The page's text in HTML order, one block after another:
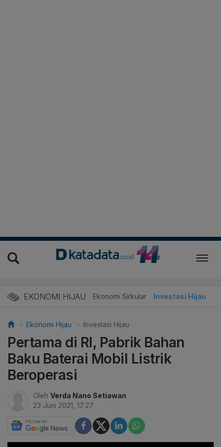
EKONOMI HIJAU
Energi Baru Ekonomi Sirkular Investasi Hijau
Ekonomi Hijau Investasi Hijau
Pertama di RI, Pabrik Bahan
Baku Baterai Mobil Listrik
Beroperasi
Oleh Verda Nano Setiawan
23 Juni 2021, 17:27